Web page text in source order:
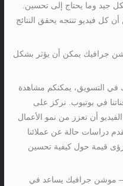
جيد وما يحتاج إلى تحسين.
كل فيديو تنتجه يحقق النتائج
جرافيك يمكن أن يؤثر بشكل
التسويق، يمكنكم مشاهدة
في يوتيوب. نركز على
أن تعزز من نمو الأعمال
دراسات حالة عن عملائنا
رؤى قيمة حول كيفية تحسين
– موشن جرافيك يساعد في